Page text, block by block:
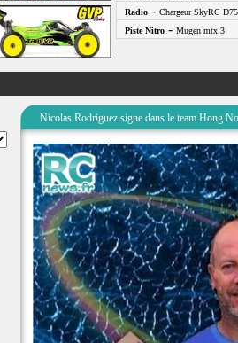
Radio - Chargeur SkyRC
Piste Nitro - Mugen mtx 3
Nicolas Rodriguez signe dans le team Hong